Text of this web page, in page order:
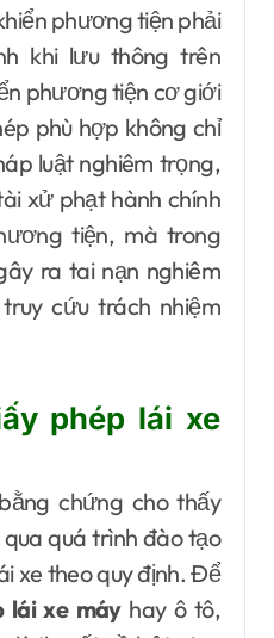
phương tiện phải
khi lưu thông trên
phương tiện cơ giới
phù hợp không chỉ
luật nghiêm trọng,
xử phạt hành chính
tiện, mà trong
ra tai nạn nghiêm
cứu trách nhiệm
phép lái xe
chứng cho thấy
quá trình đào tạo
xe theo quy định. Để
lái xe máyhay ô tô,